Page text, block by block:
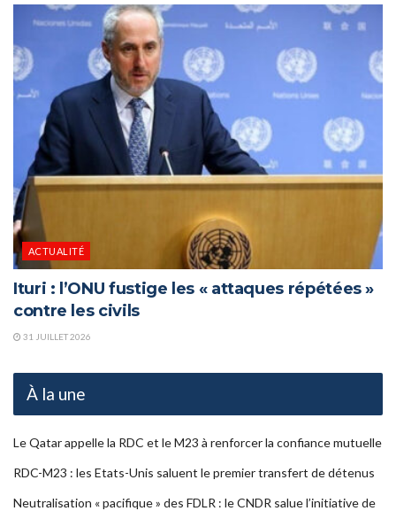
ACTUALITÉ
Ituri : l’ONU fustige les « attaques répétées »
contre les civils
31 JUILLET 2026
À la une
Le Qatar appelle la RDC et le M23 à renforcer la confiance mutuelle
RDC-M23 : les Etats-Unis saluent le premier transfert de détenus
Neutralisation « pacifique » des FDLR : le CNDR salue l’initiative de